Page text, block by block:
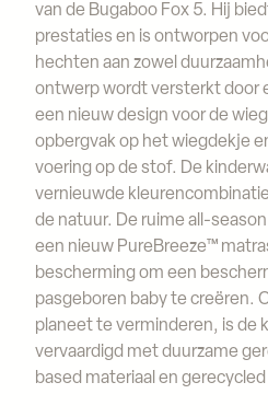
van de Bugaboo Fox 5. Hij
prestaties en is ontworpen
hechten aan zowel
ontwerp wordt versterkt door
een nieuw design voor de
opbergvak op het wiegdekje
voering op de stof. De
vernieuwde
de natuur. De ruime all-
een nieuw PureBreeze™
bescherming om een
pasgeboren baby te creëren.
planeet te verminderen, is de
vervaardigd met duurzame
based materiaal en